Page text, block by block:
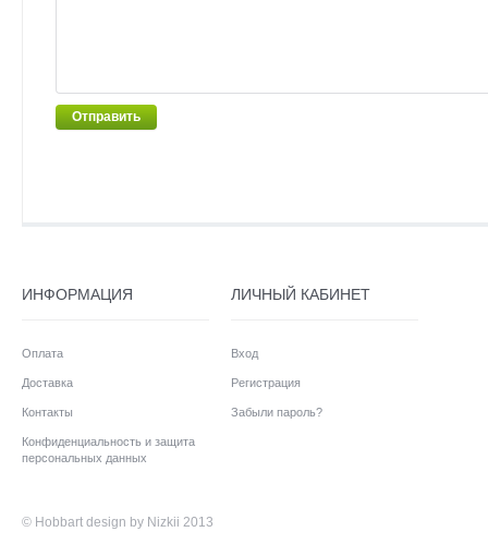
Отправить
ИНФОРМАЦИЯ
Оплата
Доставка
Контакты
Конфиденциальность и защита
персональных данных
ЛИЧНЫЙ КАБИНЕТ
Вход
Регистрация
Забыли пароль?
© Hobbart design by Nizkii 2013